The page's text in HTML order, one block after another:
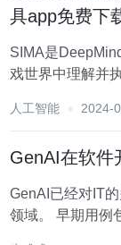
具app免费下
SIMA是
戏世界中理解并执
世界AI代理，可
人工智能 2024-
GenAI在软件
GenAI已经对IT
领域。 早期用例